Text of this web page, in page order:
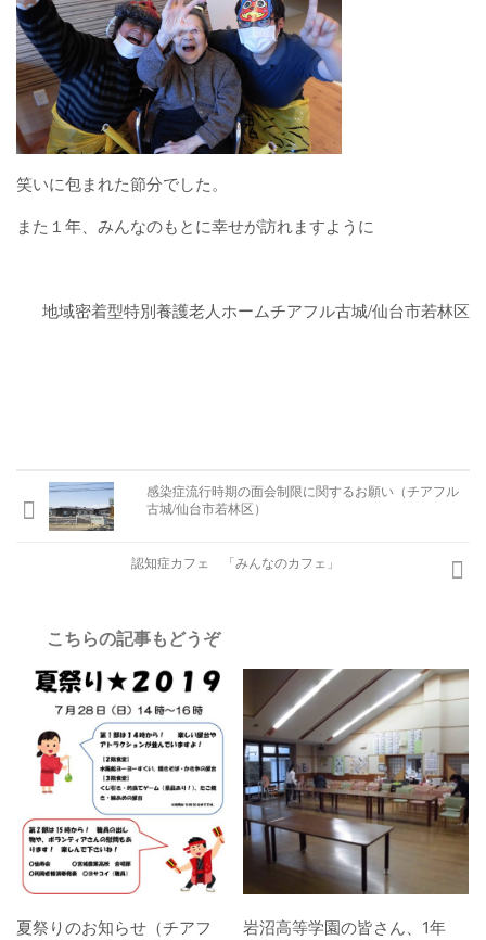
ケアハウス チアフル岩沼
地域密着型特別養護老人ホームチアフ
ル三色吉
求人情報
笑いに包まれた節分でした。
また１年、みんなのもとに幸せが訪れますように
地域密着型特別養護老人ホームチアフル古城/仙台市若林区
感染症流行時期の面会制限に関するお願い（チアフル
古城/仙台市若林区）
認知症カフェ 「みんなのカフェ」
こちらの記事もどうぞ
夏祭りのお知らせ（チアフ
岩沼高等学園の皆さん、1年